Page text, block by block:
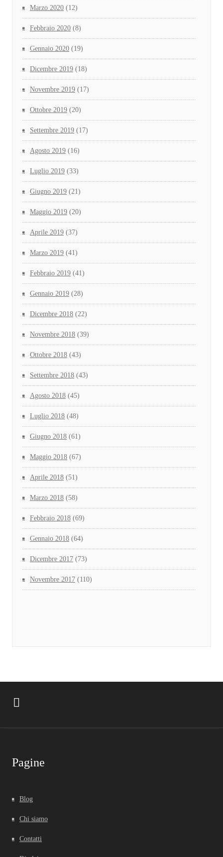
Marzo 2020 (12)
Febbraio 2020 (8)
Gennaio 2020 (19)
Dicembre 2019 (18)
Novembre 2019 (17)
Ottobre 2019 (20)
Settembre 2019 (17)
Agosto 2019 (16)
Luglio 2019 (33)
Giugno 2019 (21)
Maggio 2019 (20)
Aprile 2019 (37)
Marzo 2019 (41)
Febbraio 2019 (41)
Gennaio 2019 (28)
Dicembre 2018 (22)
Novembre 2018 (39)
Ottobre 2018 (43)
Settembre 2018 (43)
Agosto 2018 (45)
Luglio 2018 (48)
Giugno 2018 (61)
Maggio 2018 (67)
Aprile 2018 (51)
Marzo 2018 (58)
Febbraio 2018 (69)
Gennaio 2018 (64)
Dicembre 2017 (73)
Novembre 2017 (110)
Pagine
Blog
Chi siamo
Contatti